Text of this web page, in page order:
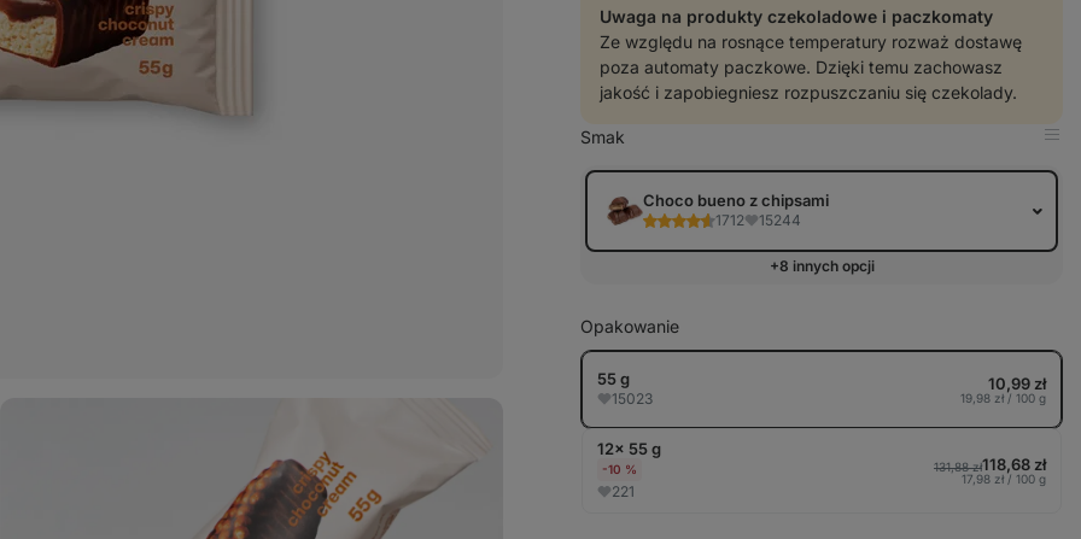
Uwaga na produkty czekoladowe i paczkomaty
Ze względu na rosnące temperatury rozważ dostawę
poza automaty paczkowe. Dzięki temu zachowasz
jakość i zapobiegniesz rozpuszczaniu się czekolady.
Smak
Choco bueno z chipsami
1712 15244
+8 innych opcji
Opakowanie
55 g
15023
10,99 zł
19,98 zł / 100 g
12× 55 g
-10 %
221
131,88 zł118,68 zł
17,98 zł / 100 g